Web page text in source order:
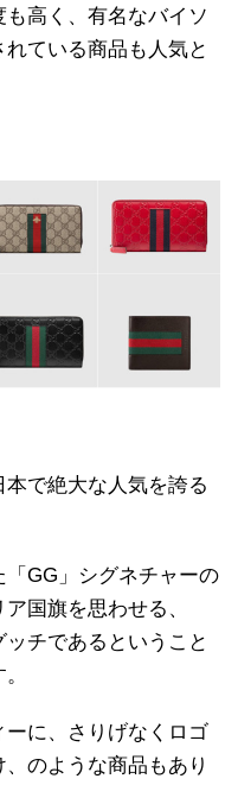
高く、有名なバイソ
ている商品も人気と
で絶大な人気を誇る
GG」シグネチャーの
国旗を思わせる、
チであるということ
に、さりげなくロゴ
のような商品もあり